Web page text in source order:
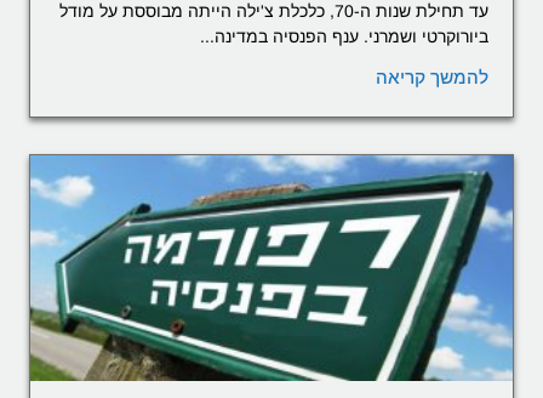
עד תחילת שנות ה-70, כלכלת צ'ילה הייתה מבוססת על מודל
ביורוקרטי ושמרני. ענף הפנסיה במדינה...
להמשך קריאה